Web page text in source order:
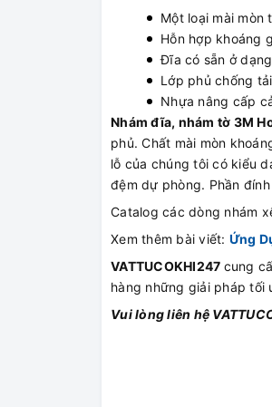
Một loại mài mòn
Hỗn hợp khoáng
Đĩa có sẵn ở
Lớp phủ chống
Nhựa nâng cấp
Nhám đĩa, nhám tờ 3M
phủ. Chất mài mòn
lỗ của chúng tôi có kiểu
đệm dự phòng. Phần
Catalog các dòng nhám
Xem thêm bài viết: Ứng
VATTUCOKHI247 cung
hàng những giải pháp tối
Vui lòng liên hệ